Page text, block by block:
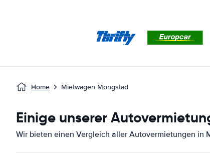
Home Mietwagen Mongstad
Einige unserer
Wir bieten einen Vergleich aller Autovermietungen in